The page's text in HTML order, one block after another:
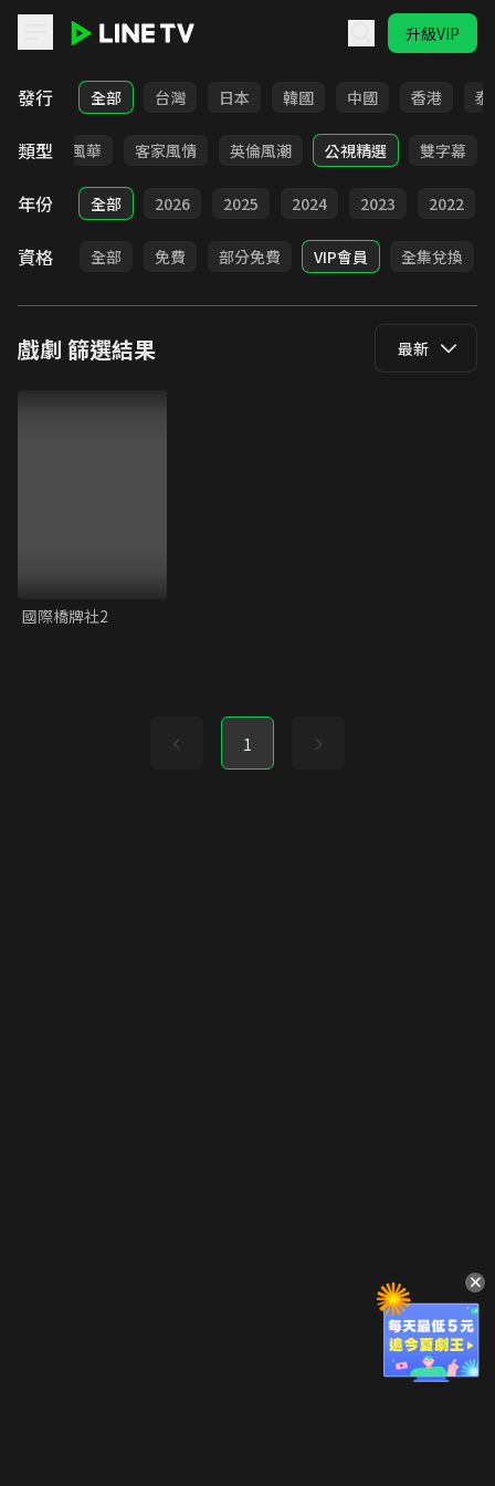
升級VIP
LINE TV - 戲劇
發行 全部 台灣 日本 韓國 中國 香港 泰
類型台語風華 客家風情 英倫風潮 公視精選 雙字幕
年份 全部 2026 2025 2024 2023 2022
資格 全部 免費 部分免費 VIP會員 全集兌換
戲劇 篩選結果 最新
國際橋牌社2
1